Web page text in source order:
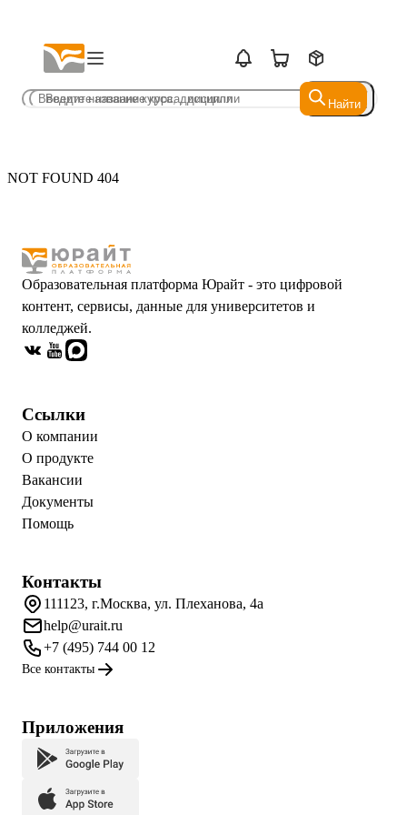
Найти
Найти
NOT FOUND 404
Образовательная платформа Юрайт - это цифровой
контент, сервисы, данные для университетов и
колледжей.
Ссылки
О компании
О продукте
Вакансии
Документы
Помощь
Контакты
111123, г.Москва, ул. Плеханова, 4а
help@urait.ru
+7 (495) 744 00 12
Все контакты
Приложения